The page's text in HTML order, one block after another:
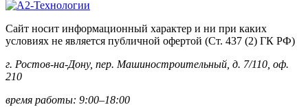
Сайт носит информационный характер и ни при каких
условиях не является публичной офертой (Ст. 437 (2) ГК РФ)
г. Ростов-на-Дону, пер. Машиностроительный, д. 7/110, оф.
210
время работы: 9:00–18:00